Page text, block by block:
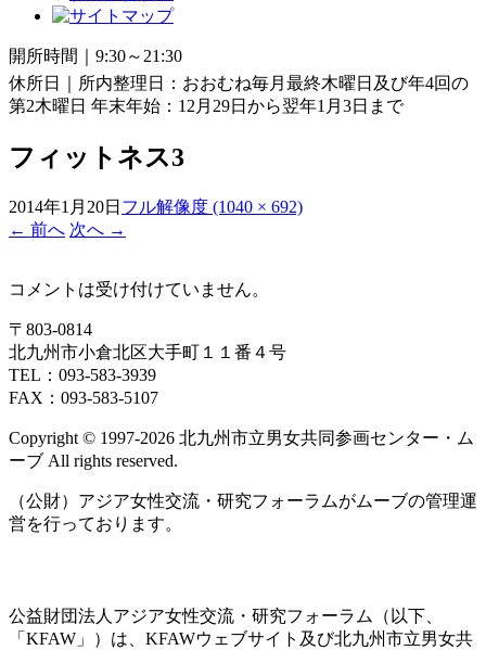
開所時間｜9:30～21:30
休所日｜所内整理日：おおむね毎月最終木曜日及び年4回の
第2木曜日 年末年始：12月29日から翌年1月3日まで
フィットネス3
2014年1月20日 フル解像度 (1040 × 692)
← 前へ 次へ →
コメントは受け付けていません。
〒803‐0814
北九州市小倉北区大手町１１番４号
TEL：093‐583‐3939
FAX：093‐583‐5107
Copyright © 1997‐2026 北九州市立男女共同参画センター・ム
ーブ All rights reserved.
（公財）アジア女性交流・研究フォーラムがムーブの管理運
営を行っております。
公益財団法人アジア女性交流・研究フォーラム（以下、
「KFAW」）は、KFAWウェブサイト及び北九州市立男女共